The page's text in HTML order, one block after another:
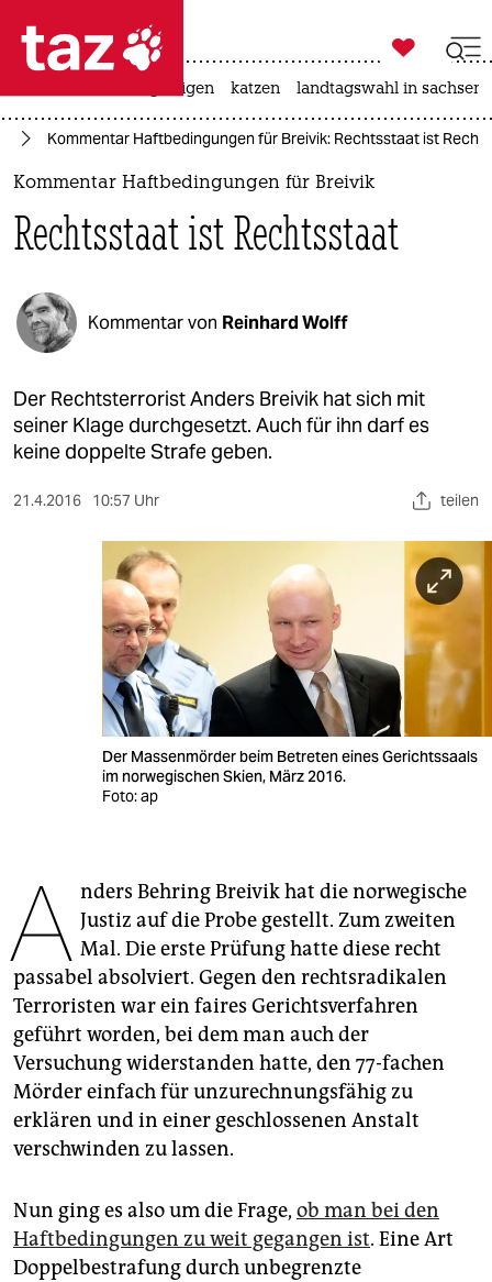
 taz zahl ich
taz zahl ich
politik
öko
gesellschaft
kultur
sport
berlin
wahrheit
veranstaltungen
abo
genossenschaft
epaper login

taz zahl ich
bergsteigen katzen landtagswahl in
Kommentar Haftbedingungen für Breivik: Rechtsstaat ist
Kommentar Haftbedingungen für Breivik
Rechtsstaat ist Rechtsstaat
Kommentar von Reinhard Wolff
Der Rechtsterrorist Anders Breivik hat sich mit
seiner Klage durchgesetzt. Auch für ihn darf es
keine doppelte Strafe geben.
21.4.2016 10:57 Uhr teilen
Der Massenmörder beim Betreten eines Gerichtssaals
im norwegischen Skien, März 2016.
Foto: ap
A nders Behring Breivik hat die norwegische
Justiz auf die Probe gestellt. Zum zweiten
Mal. Die erste Prüfung hatte diese recht
passabel absolviert. Gegen den rechtsradikalen
Terroristen war ein faires Gerichtsverfahren
geführt worden, bei dem man auch der
Versuchung widerstanden hatte, den 77-fachen
Mörder einfach für unzurechnungsfähig zu
erklären und in einer geschlossenen Anstalt
verschwinden zu lassen.
Nun ging es also um die Frage, ob man bei den
Haftbedingungen zu weit gegangen ist. Eine Art
Doppelbestrafung durch unbegrenzte